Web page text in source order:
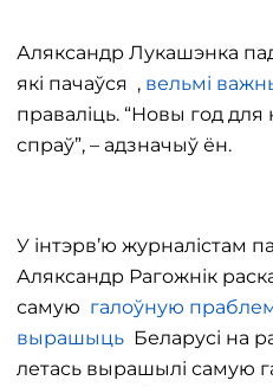
Аляксандр Лукашэнка
які пачаўся , вельмі
праваліць. “Новы год для
спраў”, – адзначыў ён.
У інтэрв’ю журналістам
Аляксандр Рагожнік
самую галоўную
вырашыць Беларусі на
летась вырашылі самую